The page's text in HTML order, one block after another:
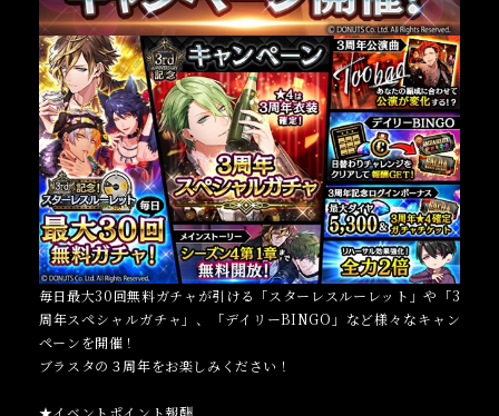
毎日最大30回無料ガチャが引ける「スターレスルーレット」や「3
周年スペシャルガチャ」、「デイリーBINGO」など様々なキャン
ペーンを開催！
ブラスタの３周年をお楽しみください！
★イベントポイント報酬